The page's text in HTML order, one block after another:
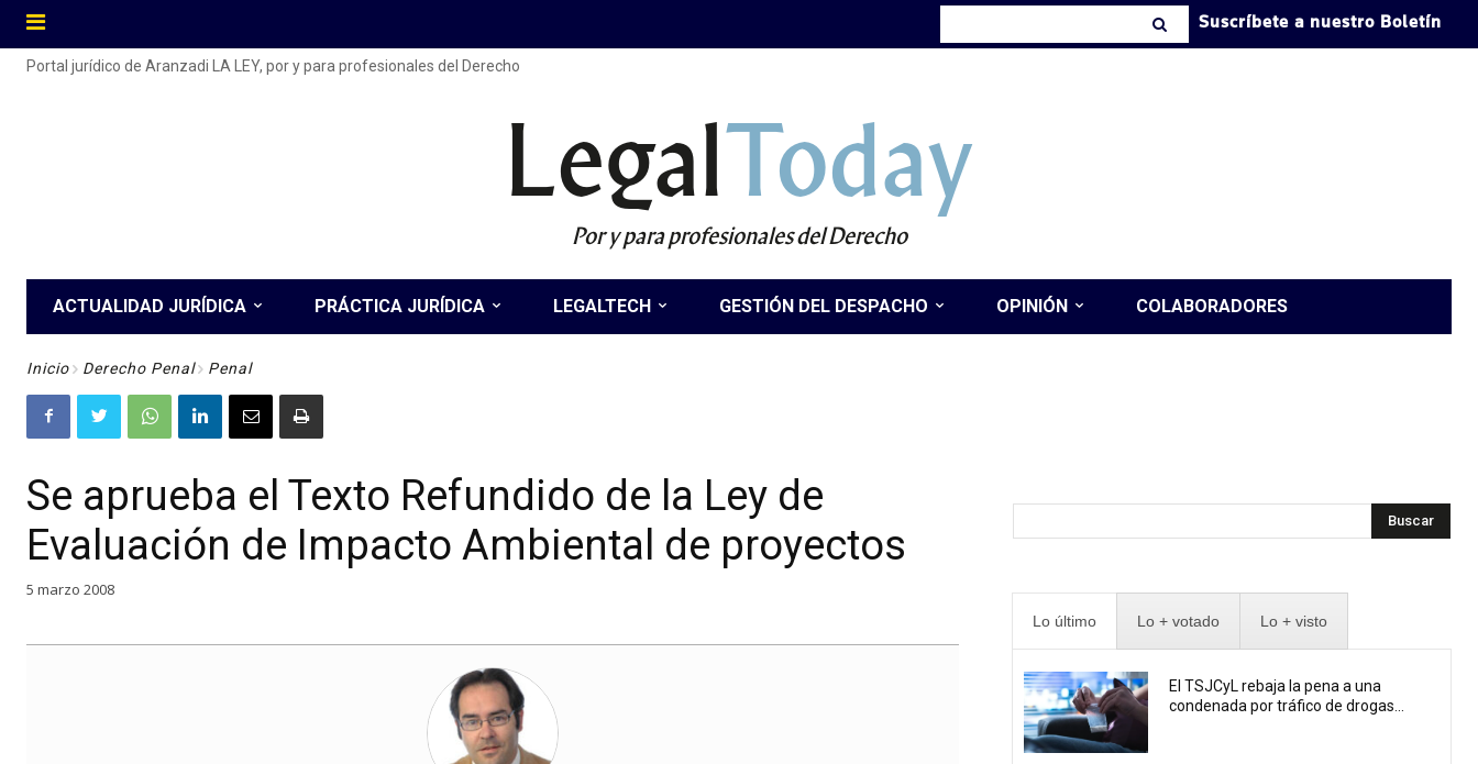
Suscríbete a nuestro Boletín
Portal jurídico de Aranzadi LA LEY, por y para profesionales del Derecho
LegalToday
Por y para profesionales del Derecho
ACTUALIDAD JURÍDICA PRÁCTICA JURÍDICA LEGALTECH GESTIÓN DEL DESPACHO OPINIÓN COLABORADORES
Inicio Derecho Penal Penal
Se aprueba el Texto Refundido de la Ley de
Evaluación de Impacto Ambiental de proyectos
5 marzo 2008
Buscar
Lo último Lo + votado Lo + visto
El TSJCyL rebaja la pena a una
condenada por tráfico de drogas...